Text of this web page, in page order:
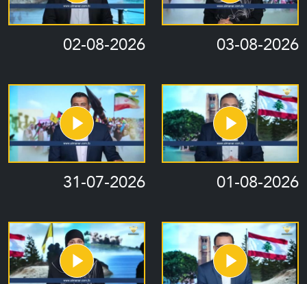
03-08-2026
02-08-2026
01-08-2026
31-07-2026